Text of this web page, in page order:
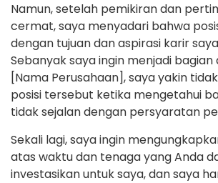
Namun, setelah pemikiran dan
cermat, saya menyadari bahwa
dengan tujuan dan aspirasi karir
Sebanyak saya ingin menjadi bagian
[Nama Perusahaan], saya yakin
posisi tersebut ketika mengetahui
tidak sejalan dengan persyaratan
Sekali lagi, saya ingin
atas waktu dan tenaga yang Anda
investasikan untuk saya, dan saya